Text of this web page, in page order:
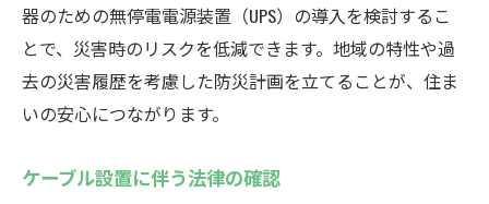
器のための無停電電源装置（UPS）の導入を検討するこ
とで、災害時のリスクを低減できます。地域の特性や過
去の災害履歴を考慮した防災計画を立てることが、住ま
いの安心につながります。
ケーブル設置に伴う法律の確認